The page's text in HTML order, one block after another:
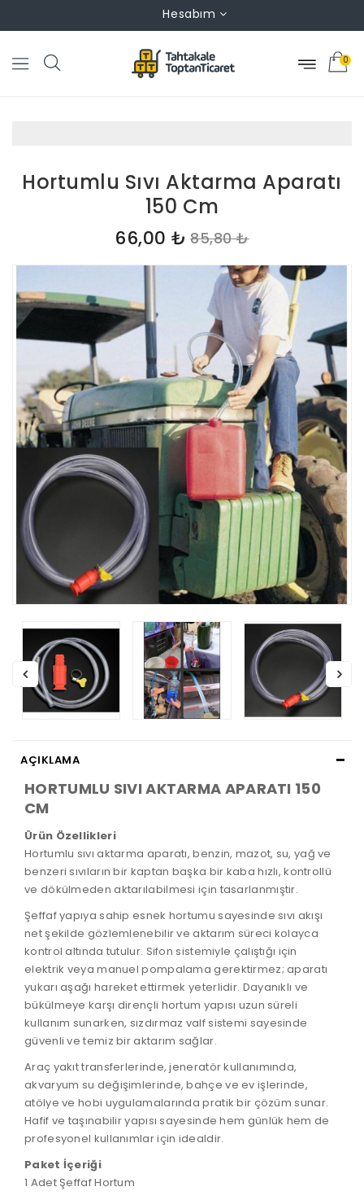
Hesabım
0
Hortumlu Sıvı Aktarma Aparatı
150 Cm
66,00 ₺ 85,80 ₺
AÇIKLAMA
HORTUMLU SIVI AKTARMA APARATI 150
CM
Ürün Özellikleri
Hortumlu sıvı aktarma aparatı, benzin, mazot, su, yağ ve
benzeri sıvıların bir kaptan başka bir kaba hızlı, kontrollü
ve dökülmeden aktarılabilmesi için tasarlanmıştır.
Şeffaf yapıya sahip esnek hortumu sayesinde sıvı akışı
net şekilde gözlemlenebilir ve aktarım süreci kolayca
kontrol altında tutulur. Sifon sistemiyle çalıştığı için
elektrik veya manuel pompalama gerektirmez; aparatı
yukarı aşağı hareket ettirmek yeterlidir. Dayanıklı ve
bükülmeye karşı dirençli hortum yapısı uzun süreli
kullanım sunarken, sızdırmaz valf sistemi sayesinde
güvenli ve temiz bir aktarım sağlar.
Araç yakıt transferlerinde, jeneratör kullanımında,
akvaryum su değişimlerinde, bahçe ve ev işlerinde,
atölye ve hobi uygulamalarında pratik bir çözüm sunar.
Hafif ve taşınabilir yapısı sayesinde hem günlük hem de
profesyonel kullanımlar için idealdir.
Paket İçeriği
1 Adet Şeffaf Hortum